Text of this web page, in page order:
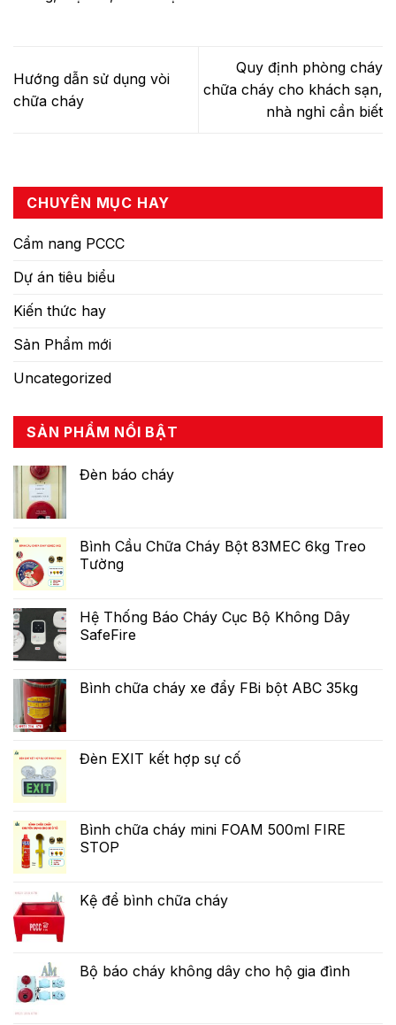
Hướng dẫn sử dụng vòi
chữa cháy
Quy định phòng cháy
chữa cháy cho khách sạn,
nhà nghỉ cần biết
CHUYÊN MỤC HAY
Cẩm nang PCCC
Dự án tiêu biểu
Kiến thức hay
Sản Phẩm mới
Uncategorized
SẢN PHẨM NỔI BẬT
Đèn báo cháy
Bình Cầu Chữa Cháy Bột 83MEC 6kg Treo
Tường
Hệ Thống Báo Cháy Cục Bộ Không Dây
SafeFire
Bình chữa cháy xe đẩy FBi bột ABC 35kg
Đèn EXIT kết hợp sự cố
Bình chữa cháy mini FOAM 500ml FIRE
STOP
Kệ để bình chữa cháy
Bộ báo cháy không dây cho hộ gia đình